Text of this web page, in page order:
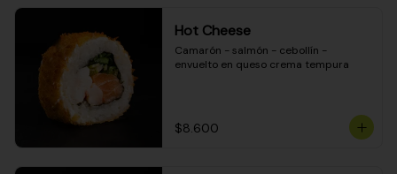
Hot Cheese
Camarón - salmón - cebollín -
envuelto en queso crema tempura
$8.600